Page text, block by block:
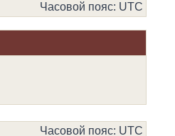
Часовой пояс: UTC
Часовой пояс: UTC